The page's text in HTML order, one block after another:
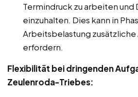
Termindruck zu arbeiten und
einzuhalten. Dies kann in
Arbeitsbelastung
erfordern.
Flexibilität bei dringenden
Zeulenroda-Triebes: